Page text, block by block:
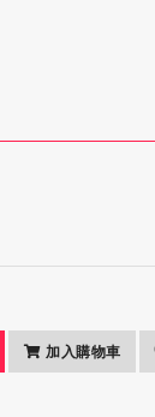
加入購物車